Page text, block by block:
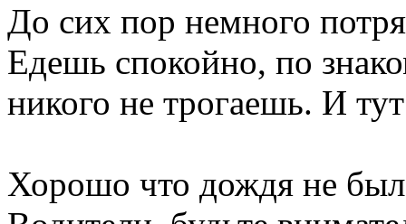
До сих пор немного
Едешь спокойно, по
никого не трогаешь. И
Хорошо что дождя не